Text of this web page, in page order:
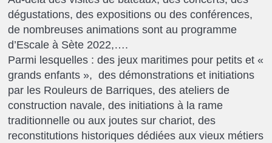
dégustations, des expositions ou des conférences,
de nombreuses animations sont au programme
d’Escale à Sète 2022,….
Parmi lesquelles : des jeux maritimes pour petits et «
grands enfants », des démonstrations et initiations
par les Rouleurs de Barriques, des ateliers de
construction navale, des initiations à la rame
traditionnelle ou aux joutes sur chariot, des
reconstitutions historiques dédiées aux vieux métiers